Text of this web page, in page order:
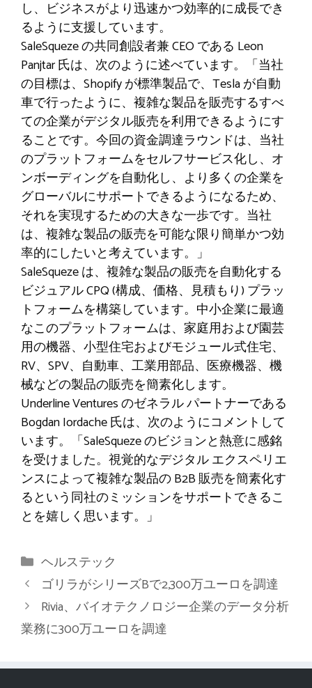
し、ビジネスがより迅速かつ効率的に成長でき
るように支援しています。
SaleSqueze の共同創設者兼 CEO である Leon
Panjtar 氏は、次のように述べています。「当社
の目標は、Shopify が標準製品で、Tesla が自動
車で行ったように、複雑な製品を販売するすべ
ての企業がデジタル販売を利用できるようにす
ることです。今回の資金調達ラウンドは、当社
のプラットフォームをセルフサービス化し、オ
ンボーディングを自動化し、より多くの企業を
グローバルにサポートできるようになるため、
それを実現するための大きな一歩です。当社
は、複雑な製品の販売を可能な限り簡単かつ効
率的にしたいと考えています。」
SaleSqueze は、複雑な製品の販売を自動化する
ビジュアル CPQ (構成、価格、見積もり) プラッ
トフォームを構築しています。中小企業に最適
なこのプラットフォームは、家庭用および園芸
用の機器、小型住宅およびモジュール式住宅、
RV、SPV、自動車、工業用部品、医療機器、機
械などの製品の販売を簡素化します。
Underline Ventures のゼネラル パートナーである
Bogdan Iordache 氏は、次のようにコメントして
います。「SaleSqueze のビジョンと熱意に感銘
を受けました。視覚的なデジタル エクスペリエ
ンスによって複雑な製品の B2B 販売を簡素化す
るという同社のミッションをサポートできるこ
とを嬉しく思います。」
カ
テ
ゴ
リ
ー
ヘルステック
ゴリラがシリーズBで2,300万ユーロを調達
Rivia、バイオテクノロジー企業のデータ分析
業務に300万ユーロを調達